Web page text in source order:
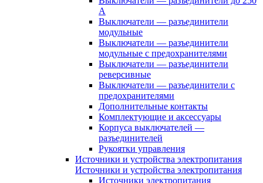
А
Выключатели — разъединители
модульные
Выключатели — разъединители
модульные с предохранителями
Выключатели — разъединители
реверсивные
Выключатели — разъединители с
предохранителями
Дополнительные контакты
Комплектующие и аксессуары
Корпуса выключателей —
разъединителей
Рукоятки управления
Источники и устройства электропитания
Источники и устройства электропитания
Источники электропитания